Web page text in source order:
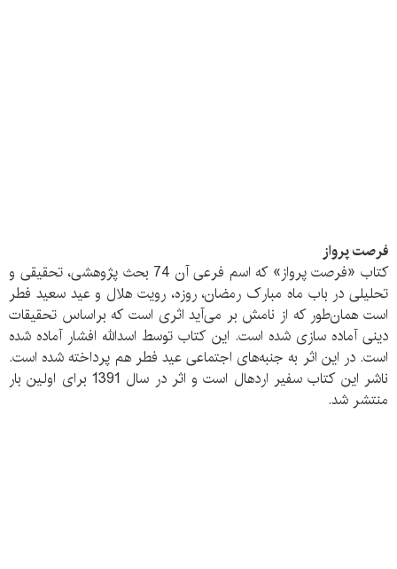
فرصت پرواز
کتاب «فرصت پرواز» که اسم فرعی آن 74 بحث پژوهشی، تحقیقی و
تحلیلی در باب ماه مبارک رمضان، روزه، رویت هلال و عید سعید فطر
است همان‌طور که از نامش بر می‌آید اثری است که براساس تحقیقات
دینی آماده سازی شده است. این کتاب توسط اسدالله افشار آماده شده
است. در این اثر به جنبه‌های اجتماعی عید فطر هم پرداخته شده است.
ناشر این کتاب سفیر اردهال است و اثر در سال 1391 برای اولین بار
منتشر شد.